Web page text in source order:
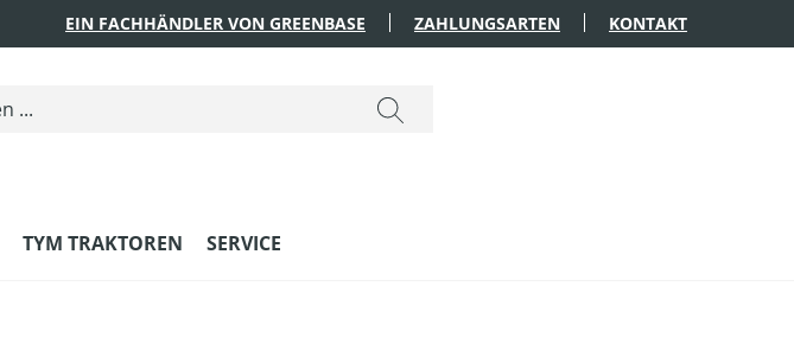
EIN FACHHÄNDLER VON GREENBASE ZAHLUNGSARTEN KONTAKT
TYM TRAKTOREN SERVICE